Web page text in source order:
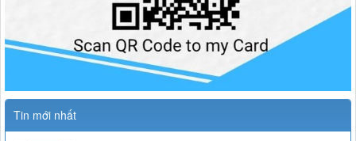
Tin mới nhất